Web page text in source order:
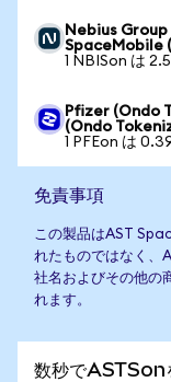
Nebius
SpaceMobile
1 NBISon は
Pfizer (Ondo
(Ondo
1 PFEon は
免責事項
この製品はAST
れたものではなく、
社名およびその他の
れます。
数秒でASTSon